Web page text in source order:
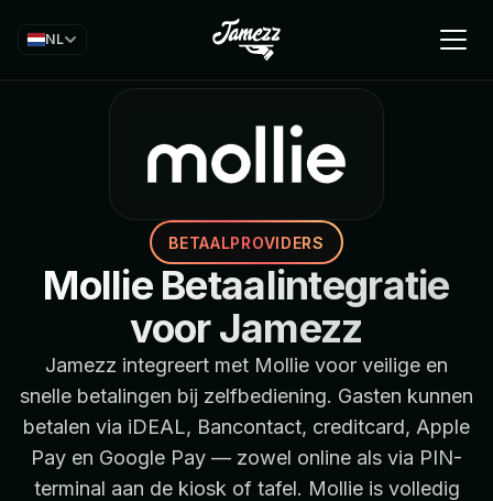
NL
BETAALPROVIDERS
Mollie Betaalintegratie
voor Jamezz
Jamezz integreert met Mollie voor veilige en
snelle betalingen bij zelfbediening. Gasten kunnen
betalen via iDEAL, Bancontact, creditcard, Apple
Pay en Google Pay — zowel online als via PIN-
terminal aan de kiosk of tafel. Mollie is volledig